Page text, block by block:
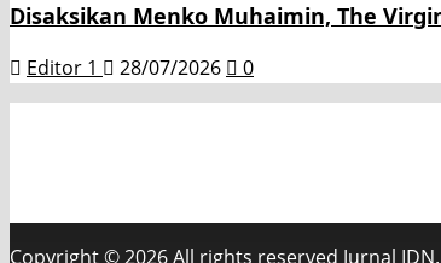
Disaksikan Menko Muhaimin, The
Editor 1 28/07/2026
0
Copyright © 2026 All rights reserved Jurnal IDN.